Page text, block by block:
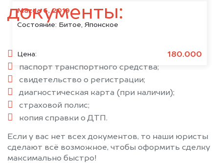
Mazda 6, 2019
Состояние: Битое, Японское
Цена: 180.000
документы:
паспорт гражданина РФ;
паспорт транспортного средства;
свидетельство о регистрации;
диагностическая карта (при наличии);
страховой полис;
копия справки о ДТП.
Если у вас нет всех документов, то наши юристы
сделают всё возможное, чтобы оформить сделку
максимально быстро!